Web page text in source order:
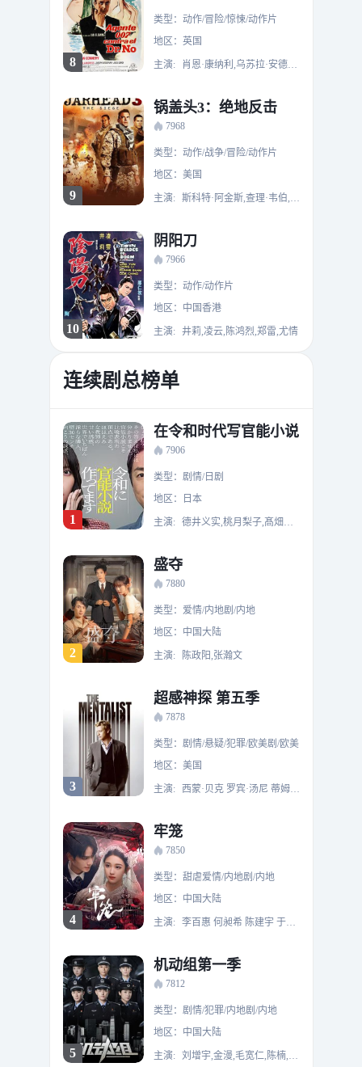
8
类型：动作/冒险/惊悚/动作片
地区：英国
主演: 肖恩·康纳利,乌苏拉·安德丝,约瑟夫·怀斯曼,杰克·罗德,伯纳德·李
9
锅盖头3：绝地反击
7968
类型：动作/战争/冒险/动作片
地区：美国
主演: 斯科特·阿金斯,查理·韦伯,艾瑞克·瓦德兹,丹特·巴斯克,丹尼斯·海斯伯特,萨沙·杰克逊,斯蒂芬·霍根,罗梅罗·米勒
10
阴阳刀
7966
类型：动作/动作片
地区：中国香港
主演: 井莉,凌云,陈鸿烈,郑雷,尤情
连续剧总榜单
1
在令和时代写官能小说
7906
类型：剧情/日剧
地区：日本
主演: 德井义实,桃月梨子,髙畑遊,九十九黄助,内藤秀一郎,西野遼,早织,星田英利,八木奈々,遼河はるひ,仓须洸,山本かりん,远藤久美子
2
盛夺
7880
类型：爱情/内地剧/内地
地区：中国大陆
主演: 陈政阳,张瀚文
3
超感神探 第五季
7878
类型：剧情/悬疑/犯罪/欧美剧/欧美
地区：美国
主演: 西蒙·贝克 罗宾·汤尼 蒂姆·康 欧文·约曼 阿曼达·莱赫提
4
牢笼
7850
类型：甜虐爱情/内地剧/内地
地区：中国大陆
主演: 李百惠 何昶希 陈建宇 于昕仡
5
机动组第一季
7812
类型：剧情/犯罪/内地剧/内地
地区：中国大陆
主演: 刘增宇,金漫,毛宽仁,陈楠,成城,曾一竣